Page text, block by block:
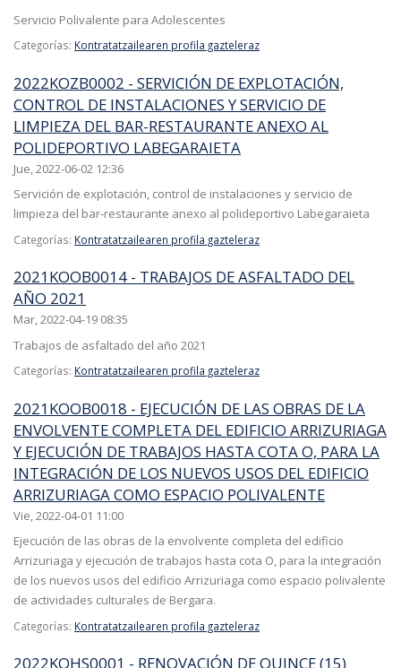
Servicio Polivalente para Adolescentes
Categorías: Kontratatzailearen profila gazteleraz
2022KOZB0002 - SERVICIÓN DE EXPLOTACIÓN,
CONTROL DE INSTALACIONES Y SERVICIO DE
LIMPIEZA DEL BAR-RESTAURANTE ANEXO AL
POLIDEPORTIVO LABEGARAIETA
Jue, 2022-06-02 12:36
Servición de explotación, control de instalaciones y servicio de
limpieza del bar-restaurante anexo al polideportivo Labegaraieta
Categorías: Kontratatzailearen profila gazteleraz
2021KOOB0014 - TRABAJOS DE ASFALTADO DEL
AÑO 2021
Mar, 2022-04-19 08:35
Trabajos de asfaltado del año 2021
Categorías: Kontratatzailearen profila gazteleraz
2021KOOB0018 - EJECUCIÓN DE LAS OBRAS DE LA
ENVOLVENTE COMPLETA DEL EDIFICIO ARRIZURIAGA
Y EJECUCIÓN DE TRABAJOS HASTA COTA O, PARA LA
INTEGRACIÓN DE LOS NUEVOS USOS DEL EDIFICIO
ARRIZURIAGA COMO ESPACIO POLIVALENTE
Vie, 2022-04-01 11:00
Ejecución de las obras de la envolvente completa del edificio
Arrizuriaga y ejecución de trabajos hasta cota O, para la integración
de los nuevos usos del edificio Arrizuriaga como espacio polivalente
de actividades culturales de Bergara.
Categorías: Kontratatzailearen profila gazteleraz
2022KOHS0001 - RENOVACIÓN DE QUINCE (15)